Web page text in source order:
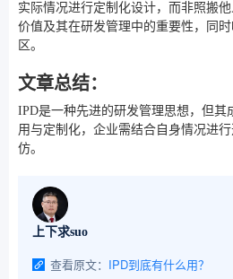
实际情况进行定制化设计，而非照搬
价值及其在研发管理中的重要性，同
区。
文章总结：
IPD是一种先进的研发管理思想，但其
用与定制化，企业需结合自身情况进
仿。
上下求suo
查看原文： IPD到底有什么用？